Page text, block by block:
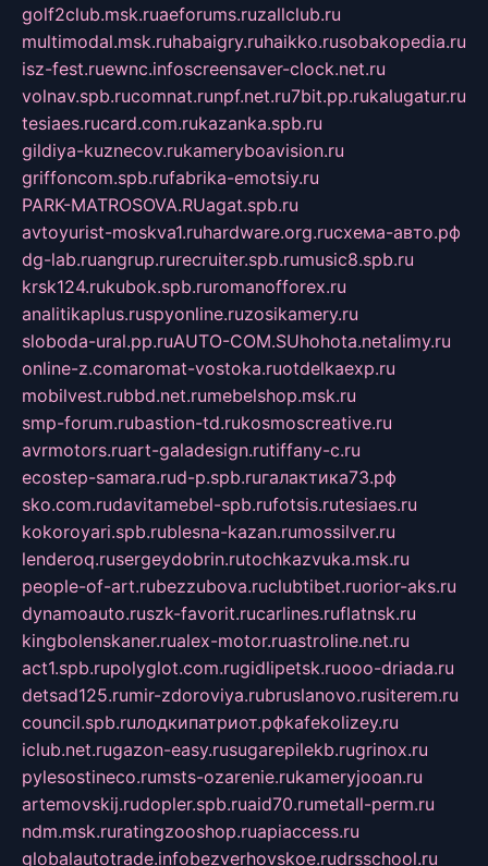
golf2club.msk.ruaeforums.ruzallclub.ru
multimodal.msk.ruhabaigry.ruhaikko.rusobakopedia.ru
isz-fest.ruewnc.infoscreensaver-clock.net.ru
volnav.spb.rucomnat.runpf.net.ru7bit.pp.rukalugatur.ru
tesiaes.rucard.com.rukazanka.spb.ru
gildiya-kuznecov.rukameryboavision.ru
griffoncom.spb.rufabrika-emotsiy.ru
PARK-MATROSOVA.RUagat.spb.ru
avtoyurist-moskva1.ruhardware.org.ruсхема-авто.рф
dg-lab.ruangrup.rurecruiter.spb.rumusic8.spb.ru
krsk124.rukubok.spb.ruromanofforex.ru
analitikaplus.ruspyonline.ruzosikamery.ru
sloboda-ural.pp.ruAUTO-COM.SUhohota.netalimy.ru
online-z.comaromat-vostoka.ruotdelkaexp.ru
mobilvest.rubbd.net.rumebelshop.msk.ru
smp-forum.rubastion-td.rukosmoscreative.ru
avrmotors.ruart-galadesign.rutiffany-c.ru
ecostep-samara.rud-p.spb.ruгалактика73.рф
sko.com.rudavitamebel-spb.rufotsis.rutesiaes.ru
kokoroyari.spb.rublesna-kazan.rumossilver.ru
lenderoq.rusergeydobrin.rutochkazvuka.msk.ru
people-of-art.rubezzubova.ruclubtibet.ruorior-aks.ru
dynamoauto.ruszk-favorit.rucarlines.ruflatnsk.ru
kingbolenskaner.rualex-motor.ruastroline.net.ru
act1.spb.rupolyglot.com.rugidlipetsk.ruooo-driada.ru
detsad125.rumir-zdoroviya.rubruslanovo.rusiterem.ru
council.spb.ruлодкипатриот.рфkafekolizey.ru
iclub.net.rugazon-easy.rusugarepilekb.rugrinox.ru
pylesostineco.rumsts-ozarenie.rukameryjooan.ru
artemovskij.rudopler.spb.ruaid70.rumetall-perm.ru
ndm.msk.ruratingzooshop.ruapiaccess.ru
globalautotrade.infobezverhovskoe.rudrsschool.ru